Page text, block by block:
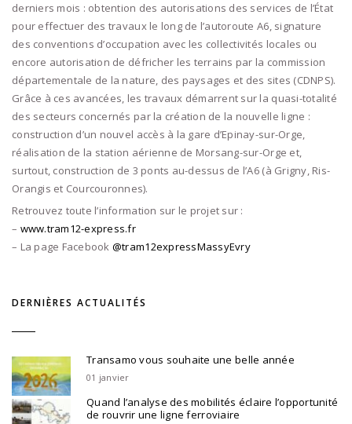
derniers mois : obtention des autorisations des services de l’État
pour effectuer des travaux le long de l’autoroute A6, signature
des conventions d’occupation avec les collectivités locales ou
encore autorisation de défricher les terrains par la commission
départementale de la nature, des paysages et des sites (CDNPS).
Grâce à ces avancées, les travaux démarrent sur la quasi-totalité
des secteurs concernés par la création de la nouvelle ligne :
construction d’un nouvel accès à la gare d’Epinay-sur-Orge,
réalisation de la station aérienne de Morsang-sur-Orge et,
surtout, construction de 3 ponts au-dessus de l’A6 (à Grigny, Ris-
Orangis et Courcouronnes).
Retrouvez toute l’information sur le projet sur :
– www.tram12-express.fr
– La page Facebook @tram12expressMassyEvry
DERNIÈRES ACTUALITÉS
Transamo vous souhaite une belle année
01 janvier
Quand l’analyse des mobilités éclaire l’opportunité
de rouvrir une ligne ferroviaire